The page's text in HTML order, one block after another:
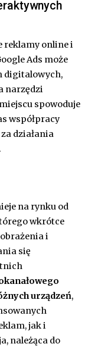
reklamy online i
Ads może
digitalowych,
narzędzi
spowoduje
współpracy
działania
na rynku od
wkrótce
i
się
urządzeń,
jak i
należąca do